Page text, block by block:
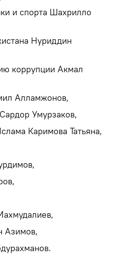
и спорта Шахрилло
Нуриддин
коррупции Акмал
Алламжонов,
Умурзаков,
Каримова Татьяна,
Азимов,